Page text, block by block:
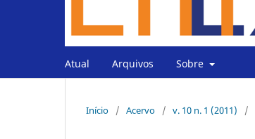
Atual Arquivos Sobre
Início / Acervo / v. 10 n. 1 (2011) /